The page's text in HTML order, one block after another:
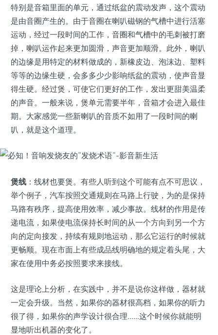
特别是音箱里面的单元，通过纸盆的震动发声，这个震动
是由音圈产生的。由于音圈在喇叭磁钢的气槽中进行活塞
运动，经过一段时间的工作，音圈和气槽中的毛刺被打磨
掉，喇叭运作起来更加圆滑，声音更加顺滑。此外，喇叭
的边缘是用特定的材料做成的，新橡皮边、泡沫边、塑料
等等的边缘生硬，会多多少少影响纸盆的震动，使声音显
得生硬。经过煲，可使它们更好的工作，发出更甜美温柔
的声音。一般来说，煲单元需要半年，音箱才会进入最佳
期。大家感觉一些新喇叭的音质不如用了一段时间的喇
叭，就是这个道理。
煲线 ：线材也要煲。有些人听到这个可能有点不可思议，
举个例子，汽车按照交通规则在马路上行驶，为的是保持
马路有秩序，提高使用效率，减少事故。线材的作用是传
递电流，如果使电流保持长时间的从一个方向到另一个方
向的定向接发，持续有规则地运动，那么它运行的时候就
更畅顺。现在市面上有些成品线明确地的规定着头尾，大
家在使用中务必按照要求来接线。
这是理论上分析，在实践中，并不是说你这样做，器材就
一定会升级。当然，如果你的器材很高档，如果你的听力
很了得，如果你的声学设计很合理……这个时候你就能明
显地听出机器的变化了。